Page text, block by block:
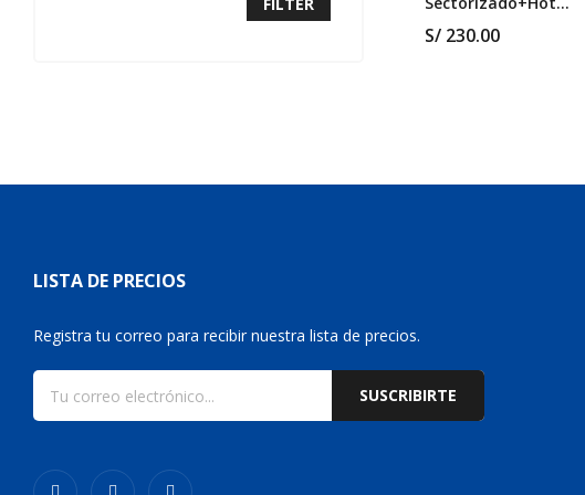
S/230.00
LISTA DE PRECIOS
Registra tu correo para recibir nuestra lista de precios.
SUSCRIBIRTE